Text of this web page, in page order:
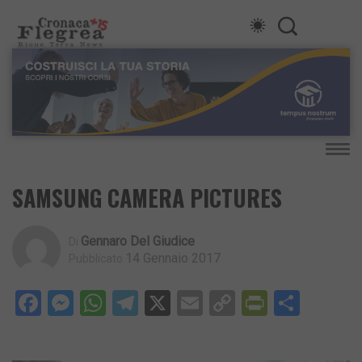
SAMSUNG CAMERA PICTURES
Gennaro Del Giudice
14 Gennaio 2017
Facebook
Messenger
WhatsApp
Telegram
X EmailCopy